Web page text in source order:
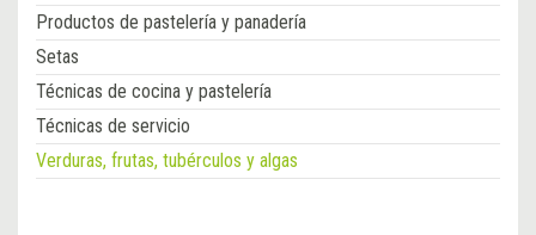
Productos de pastelería y panadería
Setas
Técnicas de cocina y pastelería
Técnicas de servicio
Verduras, frutas, tubérculos y algas